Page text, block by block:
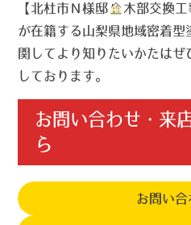
【北杜市Ｎ様邸
木部交換
が在籍する山梨県地域密着型
関してより知りたいかたはぜ
しております。
お問い合わせ・来
ら
お問い合